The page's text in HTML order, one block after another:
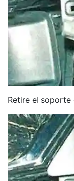
Retire el soporte